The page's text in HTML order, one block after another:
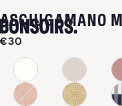
ASCIUGAMANO
€30